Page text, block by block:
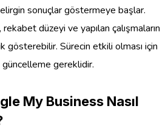
sonuçlar göstermeye başlar.
düzeyi ve yapılan çalışmaların
gösterebilir. Sürecin etkili olması için
gereklidir.
My Business Nasıl